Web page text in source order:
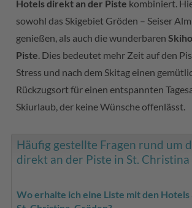
Hotels direkt an der Piste kombiniert.
sowohl das Skigebiet Gröden – Seiser
genießen, als auch die wunderbaren
Piste . Dies bedeutet mehr Zeit auf den
Stress und nach dem Skitag einen
Rückzugsort für einen entspannten
Skiurlaub, der keine Wünsche offenlässt.
Häufig gestellte Fragen rund um
direkt an der Piste in St.
Wo erhalte ich eine Liste mit den Hotels